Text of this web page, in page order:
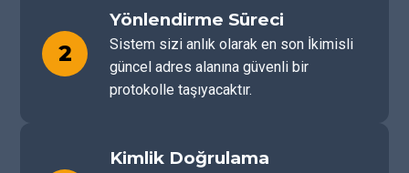
2
Yönlendirme Süreci
Sistem sizi anlık olarak en son İkimisli
güncel adres alanına güvenli bir
protokolle taşıyacaktır.
Kimlik Doğrulama